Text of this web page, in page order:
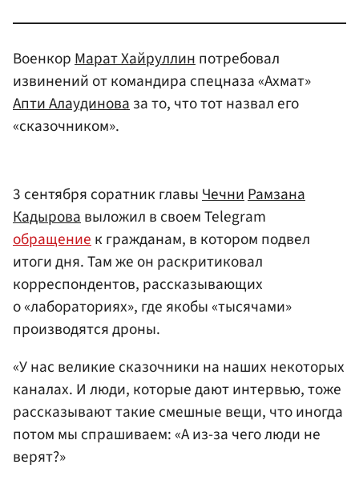
Военкор Марат Хайруллин потребовал
извинений от командира спецназа «Ахмат»
Апти Алаудинова за то, что тот назвал его
«сказочником».
3 сентября соратник главыЧечниРамзана
Кадыровавыложил в своем Telegram
обращениек гражданам, в котором подвел
итоги дня. Там же он раскритиковал
корреспондентов, рассказывающих
о «лабораториях», где якобы «тысячами»
производятся дроны.
«У нас великие сказочники на наших некоторых
каналах. И люди, которые дают интервью, тоже
рассказывают такие смешные вещи, что иногда
потом мы спрашиваем: «А из-за чего люди не
верят?»